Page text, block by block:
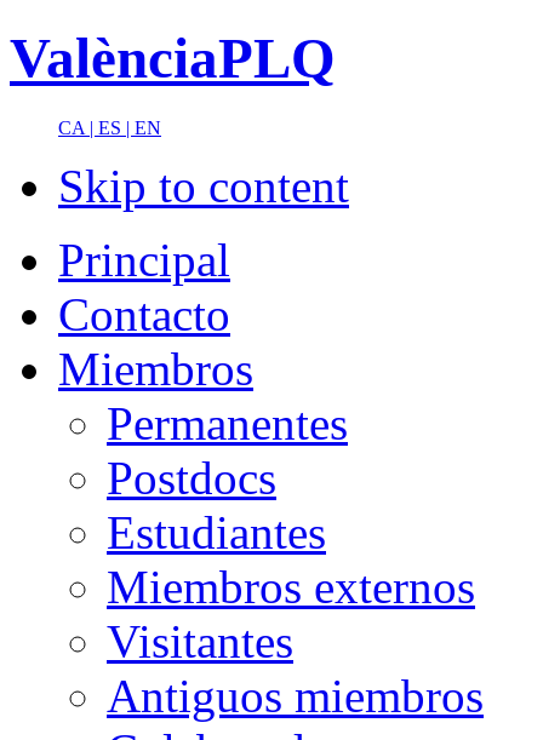
ValènciaPLQ
CA | ES | EN
Skip to content
Principal
Contacto
Miembros
Permanentes
Postdocs
Estudiantes
Miembros externos
Visitantes
Antiguos miembros